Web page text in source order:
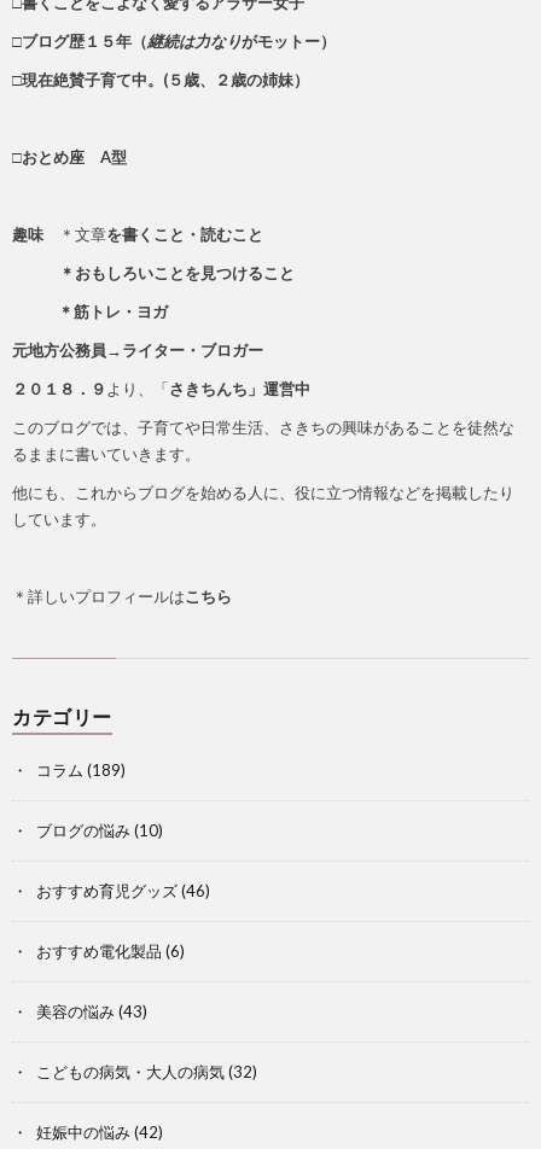
□ブログ歴１５年（継続は力なりがモットー）
□現在絶賛子育て中。(５歳、２歳の姉妹）
□おとめ座 A型
趣味 ＊文章を書くこと・読むこと
＊おもしろいことを見つけること
＊筋トレ・ヨガ
元地方公務員→ライター・ブロガー
２０１８．９ より、「さきちんち」運営中
このブログでは、子育てや日常生活、さきちの興味があることを徒然な
るままに書いていきます。
他にも、これからブログを始める人に、役に立つ情報などを掲載したり
しています。
＊詳しいプロフィールはこちら
カテゴリー
コラム (189)
ブログの悩み(10)
おすすめ育児グッズ(46)
おすすめ電化製品 (6)
美容の悩み(43)
こどもの病気・大人の病気(32)
妊娠中の悩み(42)